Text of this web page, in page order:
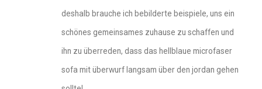
deshalb brauche ich bebilderte beispiele, uns ein
schönes gemeinsames zuhause zu schaffen und
ihn zu überreden, dass das hellblaue microfaser
sofa mit überwurf langsam über den jordan gehen